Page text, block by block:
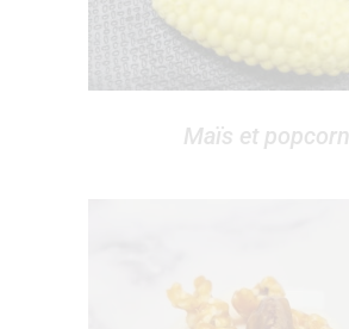
Maïs et popcorn